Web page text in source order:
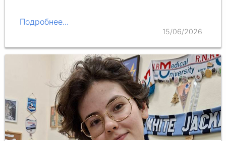
Подробнее...
15/06/2026